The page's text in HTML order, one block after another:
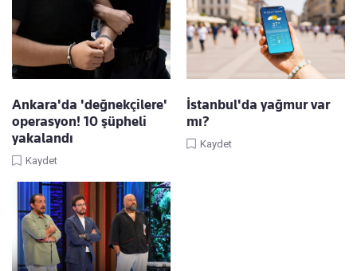
Ankara'da 'değnekçilere'
operasyon! 10 şüpheli
yakalandı
Kaydet
İstanbul'da yağmur var
mı?
Kaydet